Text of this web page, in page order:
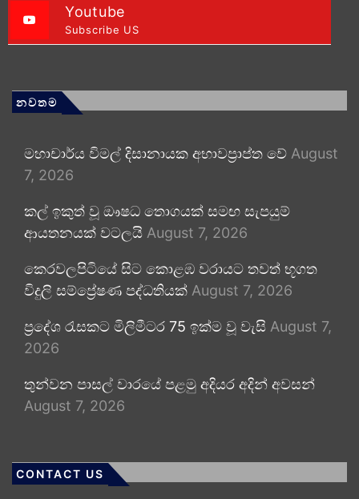
Youtube
Subscribe US
නවතම
මහාචාර්ය විමල් දිසානායක අභාවප්‍රාප්ත වේ August
7, 2026
කල් ඉකුත් වූ ඖෂධ තොගයක් සමඟ සැපයුම්
ආයතනයක් වටලයි August 7, 2026
කෙරවලපිටියේ සිට කොළඹ වරායට තවත් භූගත
විදුලි සම්ප්‍රේෂණ පද්ධතියක් August 7, 2026
ප්‍රදේශ රැසකට මිලිමීටර 75 ඉක්ම වූ වැසි August 7,
2026
තුන්වන පාසල් වාරයේ පළමු අදියර අදින් අවසන්
August 7, 2026
CONTACT US